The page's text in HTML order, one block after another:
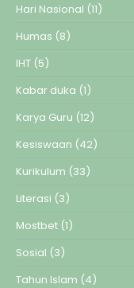
Hari Nasional (11)
Humas (8)
IHT (5)
Kabar duka (1)
Karya Guru (12)
Kesiswaan (42)
Kurikulum (33)
Literasi (3)
Mostbet (1)
Sosial (3)
Tahun Islam (4)